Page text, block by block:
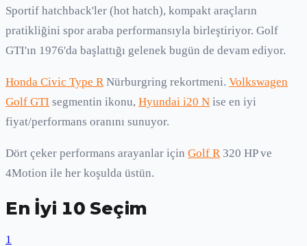
Sportif hatchback'ler (hot hatch), kompakt araçların
pratikliğini spor araba performansıyla birleştiriyor. Golf
GTI'ın 1976'da başlattığı gelenek bugün de devam ediyor.
Honda Civic Type R Nürburgring rekortmeni. Volkswagen
Golf GTI segmentin ikonu, Hyundai i20 N ise en iyi
fiyat/performans oranını sunuyor.
Dört çeker performans arayanlar için Golf R 320 HP ve
4Motion ile her koşulda üstün.
En İyi 10 Seçim
1